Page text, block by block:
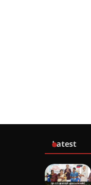
Latest